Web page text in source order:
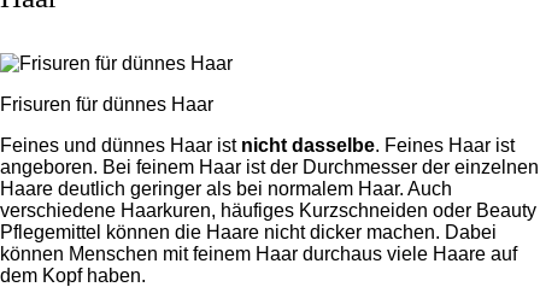
Frisuren für dünnes Haar
Feines und dünnes Haar ist nicht dasselbe. Feines Haar ist
angeboren. Bei feinem Haar ist der Durchmesser der einzelnen
Haare deutlich geringer als bei normalem Haar. Auch
verschiedene Haarkuren, häufiges Kurzschneiden oder Beauty
Pflegemittel können die Haare nicht dicker machen. Dabei
können Menschen mit feinem Haar durchaus viele Haare auf
dem Kopf haben.